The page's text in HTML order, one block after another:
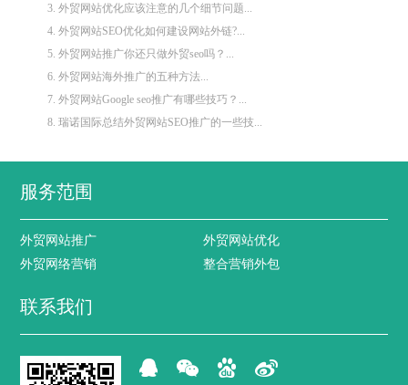
3. 外贸网站优化应该注意的几个细节问题...
4. 外贸网站SEO优化如何建设网站外链?...
5. 外贸网站推广你还只做外贸seo吗？...
6. 外贸网站海外推广的五种方法...
7. 外贸网站Google seo推广有哪些技巧？...
8. 瑞诺国际总结外贸网站SEO推广的一些技...
服务范围
外贸网站推广
外贸网站优化
外贸网络营销
整合营销外包
联系我们